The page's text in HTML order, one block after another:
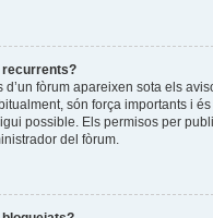
recurrents?
d’un fòrum apareixen sota els
són força importants i
possible. Els permisos per
del fòrum.